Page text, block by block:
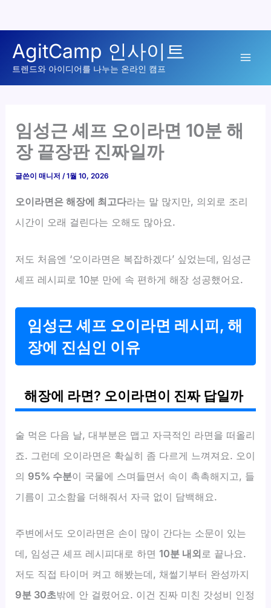
로
AgitCamp 인사이트
트렌드와 아이디어를 나누는 온라인 캠프
임성근 셰프 오이라면 10분 해
장 끝장판 진짜일까
글쓴이매니저/1월 10, 2026
오이라면은 해장에 최고다라는 말 많지만, 의외로 조리
시간이 오래 걸린다는 오해도 많아요.
저도 처음엔 ‘오이라면은 복잡하겠다’ 싶었는데, 임성근
셰프 레시피로 10분 만에 속 편하게 해장 성공했어요.
임성근 셰프 오이라면 레시피, 해
장에 진심인 이유
해장에 라면? 오이라면이 진짜 답일까
술 먹은 다음 날, 대부분은 맵고 자극적인 라면을 떠올리
죠. 그런데 오이라면은 확실히 좀 다르게 느껴져요. 오이
의 95% 수분이 국물에 스며들면서 속이 촉촉해지고, 들
기름이 고소함을 더해줘서 자극 없이 담백해요.
주변에서도 오이라면은 손이 많이 간다는 소문이 있는
데, 임성근 셰프 레시피대로 하면10분 내외 로 끝나요.
저도 직접 타이머 켜고 해봤는데, 채썰기부터 완성까지
9분 30초밖에 안 걸렸어요. 이건 진짜 미친 갓성비 인정